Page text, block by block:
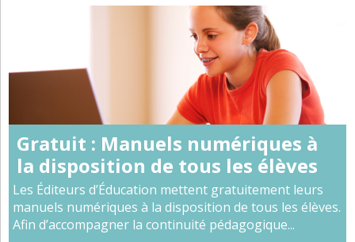
Gratuit : Manuels numériques à
la disposition de tous les élèves
Les Éditeurs d’Éducation mettent gratuitement leurs
manuels numériques à la disposition de tous les élèves.
Afin d’accompagner la continuité pédagogique...